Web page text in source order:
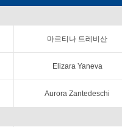
마르티나 트레비산
Elizara Yaneva
Aurora Zantedeschi